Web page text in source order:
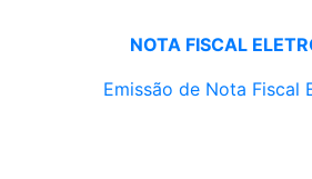
NOTA FISCAL
Emissão de Nota Fiscal